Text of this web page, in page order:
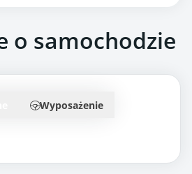
o samochodzie
Wyposażenie